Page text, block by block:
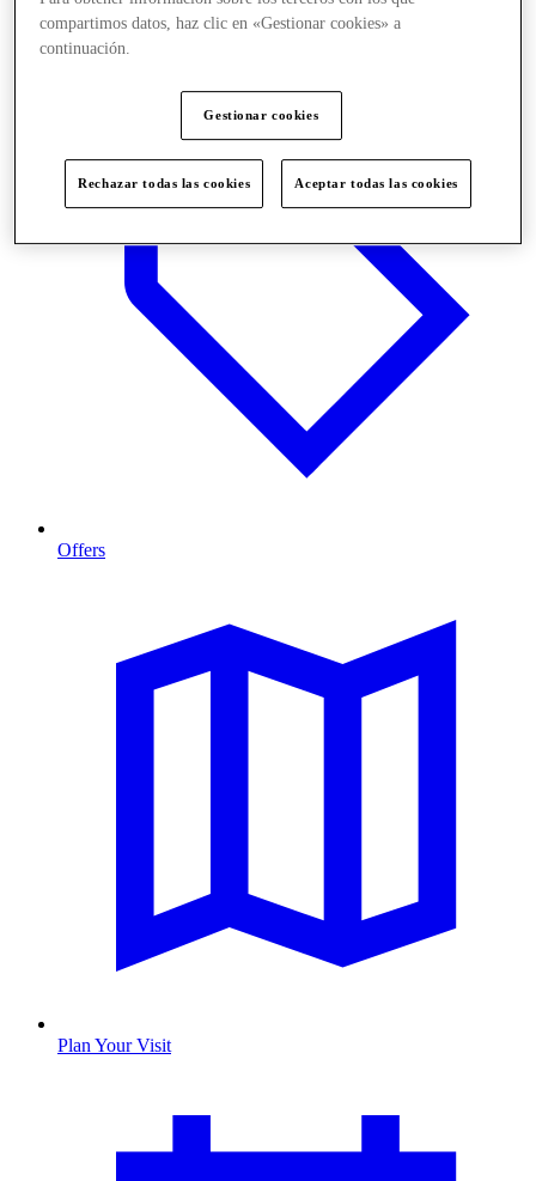
Stores
Offers
Plan Your Visit
compartimos datos, haz clic en «Gestionar cookies» a
continuación.
Gestionar cookies
Rechazar todas las cookies Aceptar todas las cookies